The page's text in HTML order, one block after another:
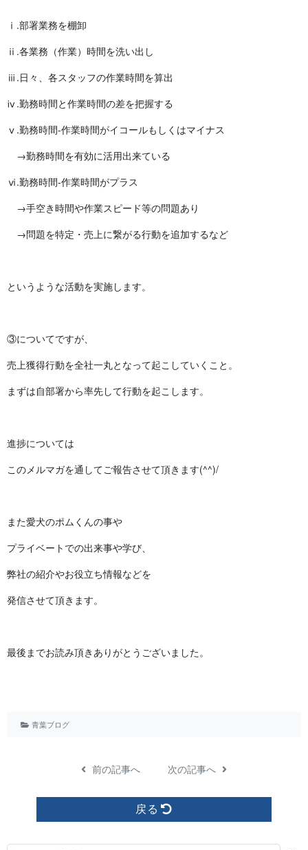
ⅰ.部署業務を棚卸
ⅱ.各業務（作業）時間を洗い出し
ⅲ.日々、各スタッフの作業時間を算出
ⅳ.勤務時間と作業時間の差を把握する
ⅴ.勤務時間-作業時間がイコールもしくはマイナス
→勤務時間を有効に活用出来ている
ⅵ.勤務時間-作業時間がプラス
→手空き時間や作業スピード等の問題あり
→問題を特定・売上に繋がる行動を追加するなど
というような活動を実施します。
③についてですが、
売上獲得行動を全社一丸となって起こしていくこと。
まずは自部署から率先して行動を起こします。
進捗については
このメルマガを通してご報告させて頂きます(^^)/
また愛犬のポムくんの事や
プライベートでの出来事や学び、
弊社の紹介やお役立ち情報などを
発信させて頂きます。
最後までお読み頂きありがとうございました。
青葉ブログ
前の記事へ 次の記事へ
戻る